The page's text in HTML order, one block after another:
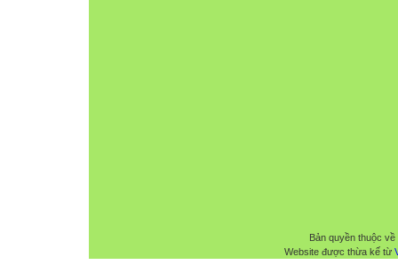
Bản quyền thuộc
Website được thừa kế từ